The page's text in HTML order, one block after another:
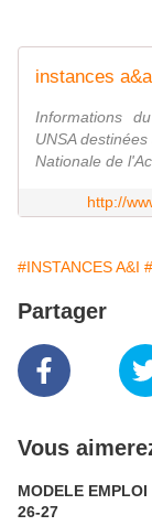
Informations
UNSA
Nationale de
http://
#INSTANCES A&I
Partager
Vous
MODELE
26-27